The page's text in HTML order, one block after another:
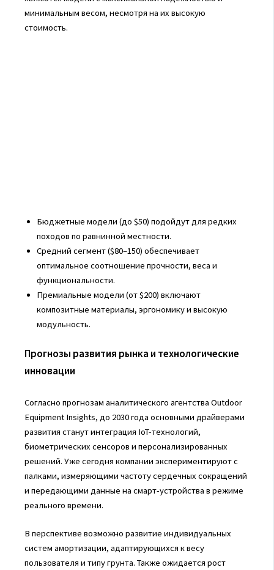
минимальным весом, несмотря на их высокую
стоимость.
Бюджетные модели (до $50) подойдут для редких
походов по равнинной местности.
Средний сегмент ($80–150) обеспечивает
оптимальное соотношение прочности, веса и
функциональности.
Премиальные модели (от $200) включают
композитные материалы, эргономику и высокую
модульность.
Прогнозы развития рынка и технологические
инновации
Согласно прогнозам аналитического агентства Outdoor
Equipment Insights, до 2030 года основными драйверами
развития станут интеграция IoT-технологий,
биометрических сенсоров и персонализированных
решений. Уже сегодня компании экспериментируют с
палками, измеряющими частоту сердечных сокращений
и передающими данные на смарт-устройства в режиме
реального времени.
В перспективе возможно развитие индивидуальных
систем амортизации, адаптирующихся к весу
пользователя и типу грунта. Также ожидается рост